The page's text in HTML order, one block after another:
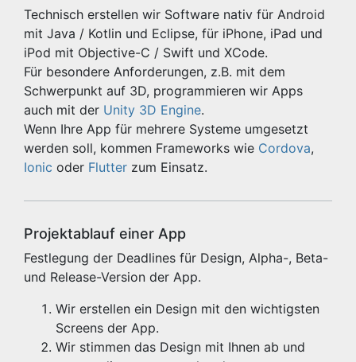
Technisch erstellen wir Software nativ für Android
mit Java / Kotlin und Eclipse, für iPhone, iPad und
iPod mit Objective-C / Swift und XCode.
Für besondere Anforderungen, z.B. mit dem
Schwerpunkt auf 3D, programmieren wir Apps
auch mit der Unity 3D Engine.
Wenn Ihre App für mehrere Systeme umgesetzt
werden soll, kommen Frameworks wie Cordova,
Ionic oder Flutter zum Einsatz.
Projektablauf einer App
Festlegung der Deadlines für Design, Alpha-, Beta-
und Release-Version der App.
Wir erstellen ein Design mit den wichtigsten
Screens der App.
Wir stimmen das Design mit Ihnen ab und